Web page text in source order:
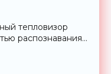
тепловизор
распознавания